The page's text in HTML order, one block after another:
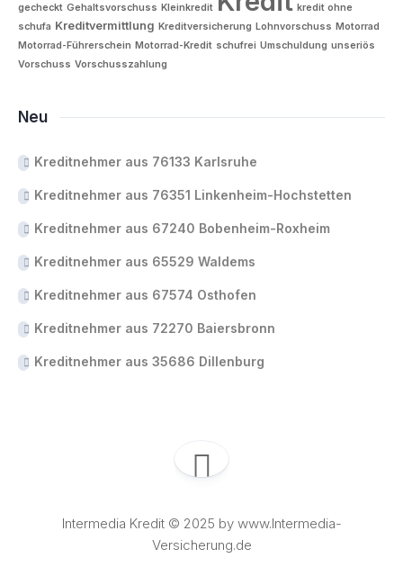
gecheckt Gehaltsvorschuss Kleinkredit
kredit ohne
schufa Kreditvermittlung Kreditversicherung Lohnvorschuss Motorrad
Motorrad-Führerschein Motorrad-Kredit schufrei Umschuldung unseriös
Vorschuss Vorschusszahlung
Neu
Kreditnehmer aus 76133 Karlsruhe
Kreditnehmer aus 76351 Linkenheim-Hochstetten
Kreditnehmer aus 67240 Bobenheim-Roxheim
Kreditnehmer aus 65529 Waldems
Kreditnehmer aus 67574 Osthofen
Kreditnehmer aus 72270 Baiersbronn
Kreditnehmer aus 35686 Dillenburg
Intermedia Kredit © 2025 by www.Intermedia-
Versicherung.de